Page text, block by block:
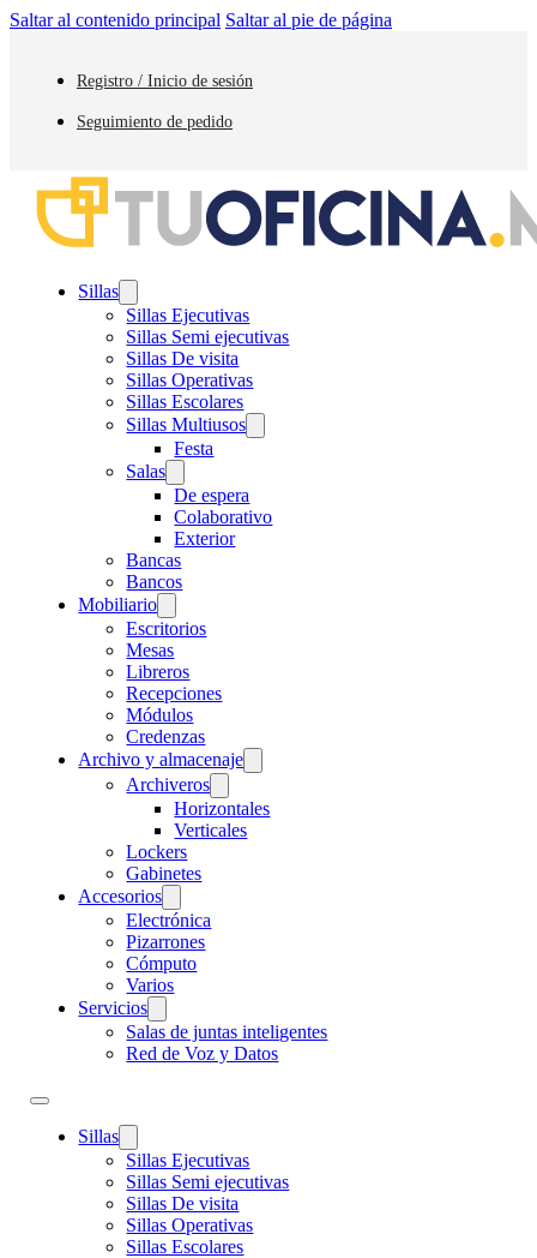
Saltar al contenido principal Saltar al pie de página
Registro / Inicio de sesión
Seguimiento de pedido
Sillas
Sillas Ejecutivas
Sillas Semi ejecutivas
Sillas De visita
Sillas Operativas
Sillas Escolares
Sillas Multiusos
Festa
Salas
De espera
Colaborativo
Exterior
Bancas
Bancos
Mobiliario
Escritorios
Mesas
Libreros
Recepciones
Módulos
Credenzas
Archivo y almacenaje
Archiveros
Horizontales
Verticales
Lockers
Gabinetes
Accesorios
Electrónica
Pizarrones
Cómputo
Varios
Servicios
Salas de juntas inteligentes
Red de Voz y Datos
Sillas
Sillas Ejecutivas
Sillas Semi ejecutivas
Sillas De visita
Sillas Operativas
Sillas Escolares